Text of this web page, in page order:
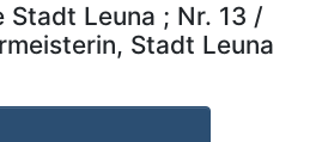
Leuna ; Nr. 13 /
Stadt Leuna